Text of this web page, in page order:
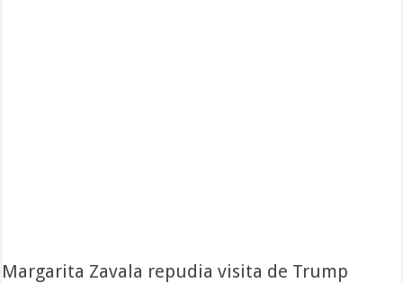
Margarita Zavala repudia visita de Trump